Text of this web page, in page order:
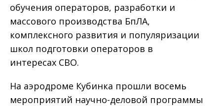
обучения операторов, разработки и
массового производства БпЛА,
комплексного развития и популяризации
школ подготовки операторов в
интересах СВО.
На аэродроме Кубинка прошли восемь
мероприятий научно-деловой программы